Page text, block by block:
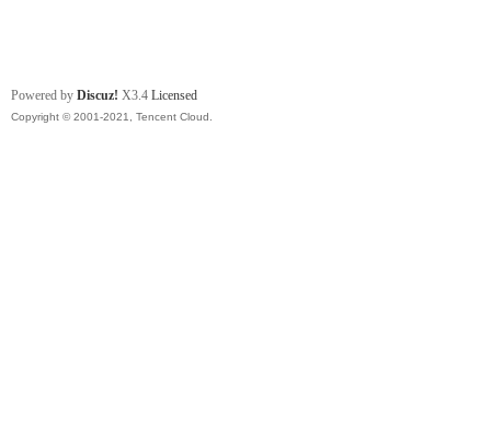
Powered by Discuz! X3.4 Licensed
Copyright © 2001-2021, Tencent Cloud.